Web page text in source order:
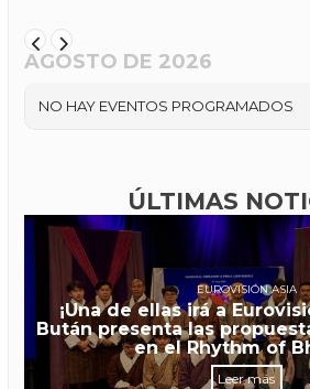
AGOSTO DE 2026
NO HAY EVENTOS PROGRAMADOS
ÚLTIMAS
EUROVISIÓN ASIA
¡Una de ellas irá a
Bután presenta las
en el Rhythm of
Leer más